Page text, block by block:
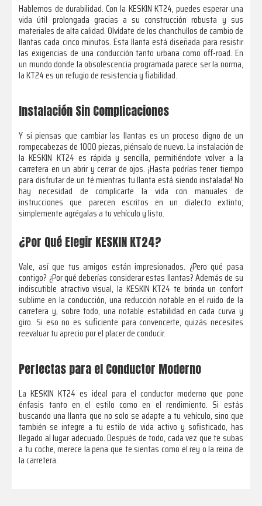
Hablemos de durabilidad. Con la KESKIN KT24, puedes esperar una
vida útil prolongada gracias a su construcción robusta y sus
materiales de alta calidad. Olvídate de los chanchullos de cambio de
llantas cada cinco minutos. Esta llanta está diseñada para resistir
las exigencias de una conducción tanto urbana como off-road. En
un mundo donde la obsolescencia programada parece ser la norma,
la KT24 es un refugio de resistencia y fiabilidad.
Instalación Sin Complicaciones
Y si piensas que cambiar las llantas es un proceso digno de un
rompecabezas de 1000 piezas, piénsalo de nuevo. La instalación de
la KESKIN KT24 es rápida y sencilla, permitiéndote volver a la
carretera en un abrir y cerrar de ojos. ¡Hasta podrías tener tiempo
para disfrutar de un té mientras tu llanta está siendo instalada! No
hay necesidad de complicarte la vida con manuales de
instrucciones que parecen escritos en un dialecto extinto;
simplemente agrégalas a tu vehículo y listo.
¿Por Qué Elegir KESKIN KT24?
Vale, así que tus amigos están impresionados. ¿Pero qué pasa
contigo? ¿Por qué deberías considerar estas llantas? Además de su
indiscutible atractivo visual, la KESKIN KT24 te brinda un confort
sublime en la conducción, una reducción notable en el ruido de la
carretera y, sobre todo, una notable estabilidad en cada curva y
giro. Si eso no es suficiente para convencerte, quizás necesites
reevaluar tu aprecio por el placer de conducir.
Perfectas para el Conductor Moderno
La KESKIN KT24 es ideal para el conductor moderno que pone
énfasis tanto en el estilo como en el rendimiento. Si estás
buscando una llanta que no solo se adapte a tu vehículo, sino que
también se integre a tu estilo de vida activo y sofisticado, has
llegado al lugar adecuado. Después de todo, cada vez que te subas
a tu coche, merece la pena que te sientas como el rey o la reina de
la carretera.